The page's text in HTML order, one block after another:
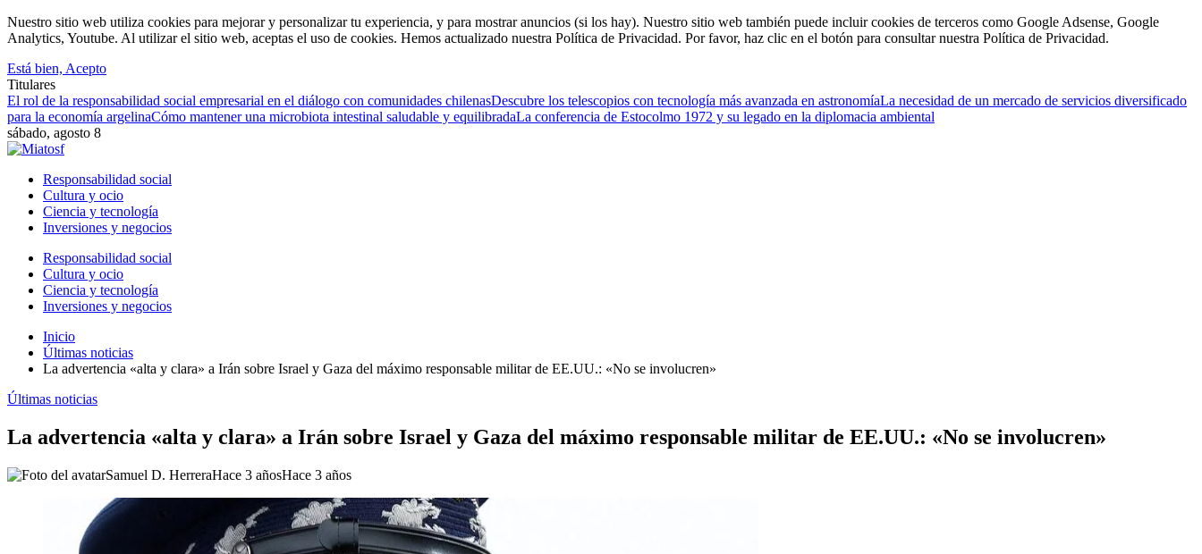
Nuestro sitio web utiliza cookies para mejorar y personalizar tu experiencia, y para mostrar anuncios (si los hay). Nuestro sitio web también puede incluir cookies de terceros como Google Adsense, Google
Analytics, Youtube. Al utilizar el sitio web, aceptas el uso de cookies. Hemos actualizado nuestra Política de Privacidad. Por favor, haz clic en el botón para consultar nuestra Política de Privacidad.
Está bien, Acepto
Titulares
El rol de la responsabilidad social empresarial en el diálogo con comunidades chilenasDescubre los telescopios con tecnología más avanzada en astronomíaLa necesidad de un mercado de servicios diversificado
para la economía argelinaCómo mantener una microbiota intestinal saludable y equilibradaLa conferencia de Estocolmo 1972 y su legado en la diplomacia ambiental
sábado, agosto 8
Responsabilidad social
Cultura y ocio
Ciencia y tecnología
Inversiones y negocios
Responsabilidad social
Cultura y ocio
Ciencia y tecnología
Inversiones y negocios
Inicio
Últimas noticias
La advertencia «alta y clara» a Irán sobre Israel y Gaza del máximo responsable militar de EE.UU.: «No se involucren»
Últimas noticias
La advertencia «alta y clara» a Irán sobre Israel y Gaza del máximo responsable militar de EE.UU.: «No se involucren»
Samuel D. HerreraHace 3 añosHace 3 años